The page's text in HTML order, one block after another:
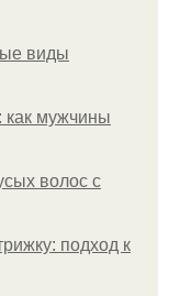
виды
как мужчины
волос с
подход к